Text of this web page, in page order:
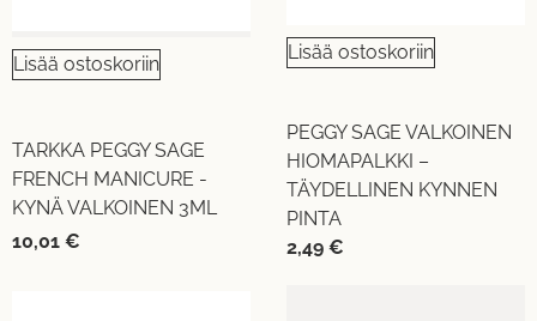
Lisää ostoskoriin
TARKKA PEGGY SAGE
FRENCH MANICURE -
KYNÄ VALKOINEN 3ML
10,01 €
Lisää ostoskoriin
PEGGY SAGE VALKOINEN
HIOMAPALKKI –
TÄYDELLINEN KYNNEN
PINTA
2,49 €